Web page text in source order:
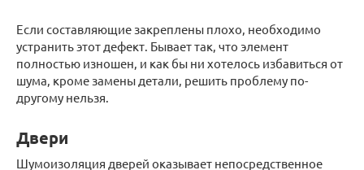
Если составляющие закреплены плохо, необходимо
устранить этот дефект. Бывает так, что элемент
полностью изношен, и как бы ни хотелось избавиться от
шума, кроме замены детали, решить проблему по-
другому нельзя.
Двери
Шумоизоляция дверей оказывает непосредственное